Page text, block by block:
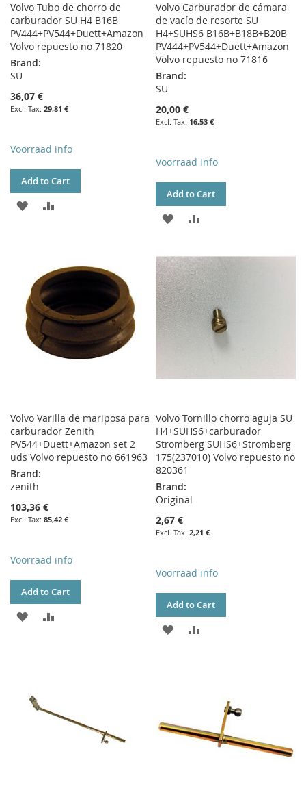
Volvo Tubo de chorro de
carburador SU H4 B16B
PV444+PV544+Duett+Amazon
Volvo repuesto no 71820
Brand:
SU
36,07 €
29,81 €
Voorraad info
Add to Cart
ADD
LIST
Volvo Carburador de cámara
de vacío de resorte SU
H4+SUHS6 B16B+B18B+B20B
PV444+PV544+Duett+Amazon
Volvo repuesto no 71816
Brand:
SU
20,00 €
16,53 €
Voorraad info
Add to Cart
ADD
WISH
LIST
COMPARE
Volvo Varilla de mariposa para
carburador Zenith
PV544+Duett+Amazon set 2
uds Volvo repuesto no 661963
Brand:
zenith
103,36 €
85,42 €
Voorraad info
Add to Cart
ADD
Volvo Tornillo chorro aguja SU
H4+SUHS6+carburador
Stromberg SUHS6+Stromberg
175(237010) Volvo repuesto no
820361
Brand:
Original
2,67 €
2,21 €
Voorraad info
Add to Cart
ADD